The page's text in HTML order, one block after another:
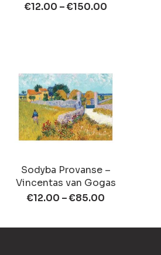
€12.00 –€150.00
Sodyba Provanse –
Vincentas van Gogas
€12.00 –€85.00